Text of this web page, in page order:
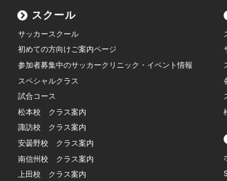
スクール
サッカースクール
初めての方向けご案内ページ
参加者募集中のサッカークリニック・イベント情報
スペシャルクラス
試合コース
松本校 クラス案内
諏訪校 クラス案内
安曇野校 クラス案内
南信州校 クラス案内
上田校 クラス案内